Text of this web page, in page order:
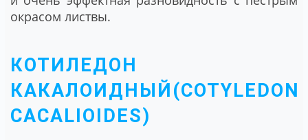
окрасом листвы.
КОТИЛЕДОН
КАКАЛОИДНЫЙ(COTYLEDON
CACALIOIDES)